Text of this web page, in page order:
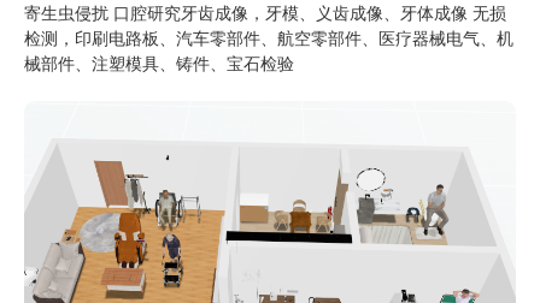
寄生虫侵扰 口腔研究牙齿成像，牙模、义齿成像、牙体成像 无损
检测，印刷电路板、汽车零部件、航空零部件、医疗器械电气、机
械部件、注塑模具、铸件、宝石检验